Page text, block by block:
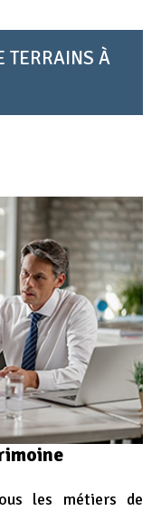
TERRAINS À
les métiers de